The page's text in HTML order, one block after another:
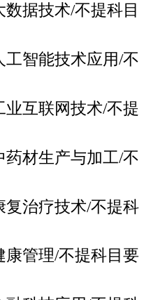
据技术/不提科目
智能技术应用/不
互联网技术/不提
材生产与加工/不
复治疗技术/不提科
管理/不提科目要